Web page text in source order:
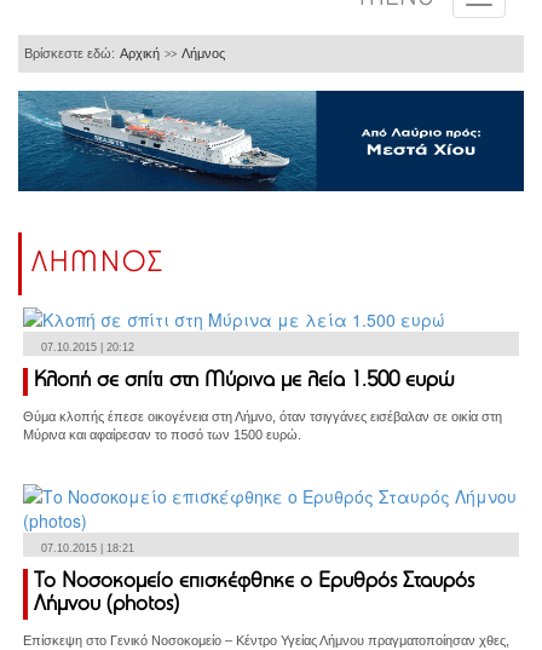
Βρίσκεστε εδώ: Αρχική >> Λήμνος
ΛΗΜΝΟΣ
07.10.2015 | 20:12
Κλοπή σε σπίτι στη Μύρινα με λεία 1.500 ευρώ
Θύμα κλοπής έπεσε οικογένεια στη Λήμνο, όταν τσιγγάνες εισέβαλαν σε οικία στη
Μύρινα και αφαίρεσαν το ποσό των 1500 ευρώ.
07.10.2015 | 18:21
Το Νοσοκομείο επισκέφθηκε ο Ερυθρός Σταυρός
Λήμνου (photos)
Επίσκεψη στο Γενικό Νοσοκομείο – Κέντρο Υγείας Λήμνου πραγματοποίησαν χθες,